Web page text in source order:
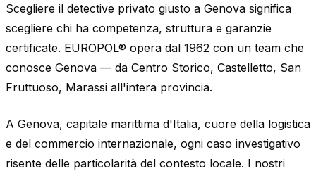
Scegliere il detective privato giusto a Genova significa
scegliere chi ha competenza, struttura e garanzie
certificate. EUROPOL® opera dal 1962 con un team che
conosce Genova — da Centro Storico, Castelletto, San
Fruttuoso, Marassi all'intera provincia.
A Genova, capitale marittima d'Italia, cuore della logistica
e del commercio internazionale, ogni caso investigativo
risente delle particolarità del contesto locale. I nostri